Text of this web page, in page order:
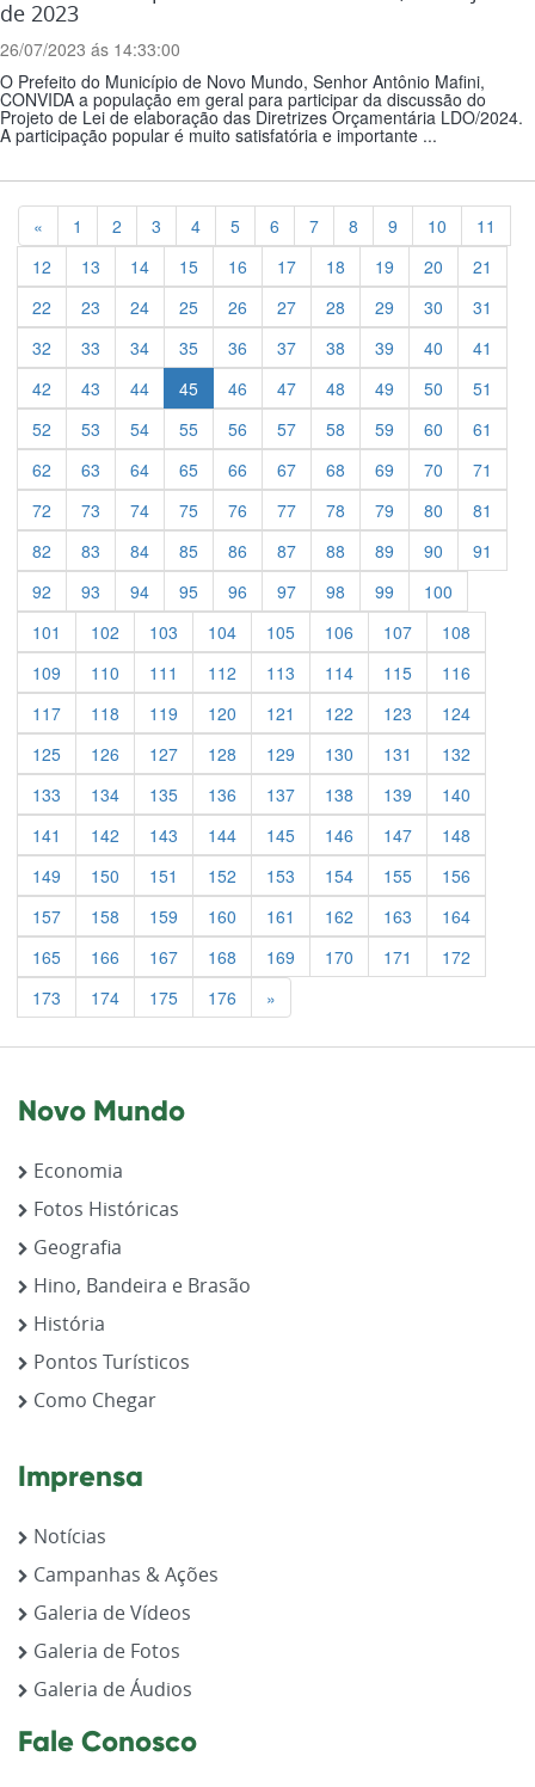
de 2023
26/07/2023 ás 14:33:00
O Prefeito do Município de Novo Mundo, Senhor Antônio Mafini,
CONVIDA a população em geral para participar da discussão do
Projeto de Lei de elaboração das Diretrizes Orçamentária LDO/2024.
A participação popular é muito satisfatória e importante ...
« Previous
1 2 3 4 5 6 7 8 9 10
11
12
13 14 15 16 17 18 19 20
21
22
23 24 25 26 27 28 29 30
31
32
33 34 35 36 37 38 39 40
41
42
43 44 45 46 47 48 49 50
51
52
53 54 55 56 57 58 59 60
61
62
63 64 65 66 67 68 69 70
71
72
73 74 75 76 77 78 79 80
81
82
83 84 85 86 87 88 89 90
91
92
93 94 95 96 97 98 99
100
101
102 103 104 105 106 107
108
109
110 111 112 113 114 115
116
117
118 119 120 121 122 123
124
125
126 127 128 129 130 131
132
133
134 135 136 137 138 139
140
141
142 143 144 145 146 147
148
149
150 151 152 153 154 155
156
157
158 159 160 161 162 163
164
165
166 167 168 169 170 171
172
173
174 175 176 »
Novo Mundo
Economia
Fotos Históricas
Geografia
Hino, Bandeira e Brasão
História
Pontos Turísticos
Como Chegar
Imprensa
Notícias
Campanhas & Ações
Galeria de Vídeos
Galeria de Fotos
Galeria de Áudios
Fale Conosco